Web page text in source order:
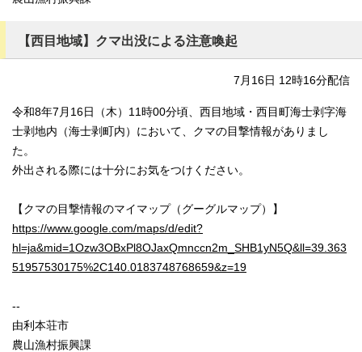
【西目地域】クマ出没による注意喚起
7月16日 12時16分配信
令和8年7月16日（木）11時00分頃、西目地域・西目町海士剥字海
士剥地内（海士剥町内）において、クマの目撃情報がありまし
た。
外出される際には十分にお気をつけください。
【クマの目撃情報のマイマップ（グーグルマップ）】
https://www.google.com/maps/d/edit?
hl=ja&mid=1Ozw3OBxPl8OJaxQmnccn2m_SHB1yN5Q&ll=39.363
51957530175%2C140.0183748768659&z=19
--
由利本荘市
農山漁村振興課